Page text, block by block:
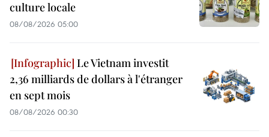
culture locale
08/08/2026 05:00
Le Vietnam investit
2,36 milliards de dollars à l'étranger
en sept mois
08/08/2026 00:30